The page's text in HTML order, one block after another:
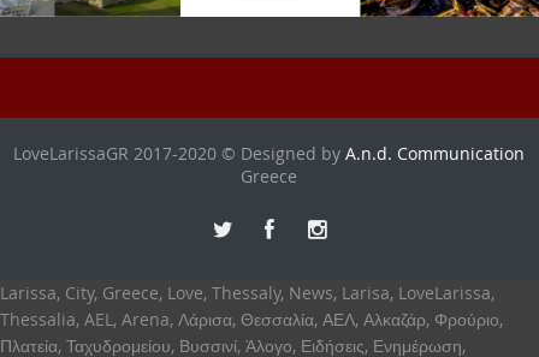
LoveLarissaGR 2017-2020 © Designed byA.n.d. Communication
Greece
Larissa, City, Greece, Love, Thessaly, News, Larisa, LoveLarissa,
Thessalia, AEL, Arena, Λάρισα, Θεσσαλία, ΑΕΛ, Αλκαζάρ, Φρούριο,
Πλατεία, Ταχυδρομείου, Βυσσινί, Άλογο, Ειδήσεις, Ενημέρωση,